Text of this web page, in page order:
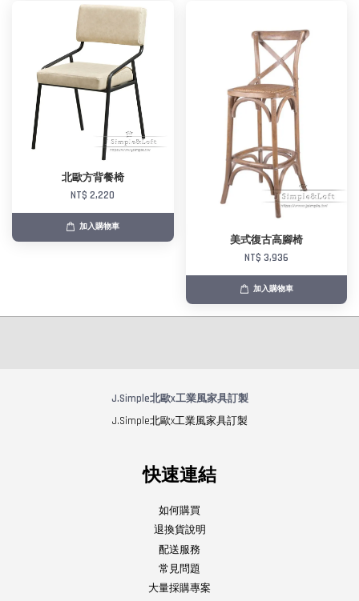
北歐方背餐椅
NT$ 2,220
加入購物車
美式復古高腳椅
NT$ 3,936
加入購物車
J.Simple北歐x工業風家具訂製
J.Simple北歐x工業風家具訂製
快速連結
如何購買
退換貨說明
配送服務
常見問題
大量採購專案